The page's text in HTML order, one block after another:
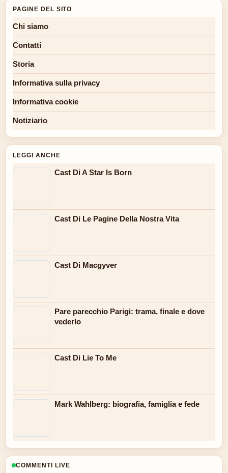
PAGINE DEL SITO
Chi siamo
Contatti
Storia
Informativa sulla privacy
Informativa cookie
Notiziario
LEGGI ANCHE
Cast Di A Star Is Born
Cast Di Le Pagine Della Nostra Vita
Cast Di Macgyver
Pare parecchio Parigi: trama, finale e dove
vederlo
Cast Di Lie To Me
Mark Wahlberg: biografia, famiglia e fede
COMMENTI LIVE